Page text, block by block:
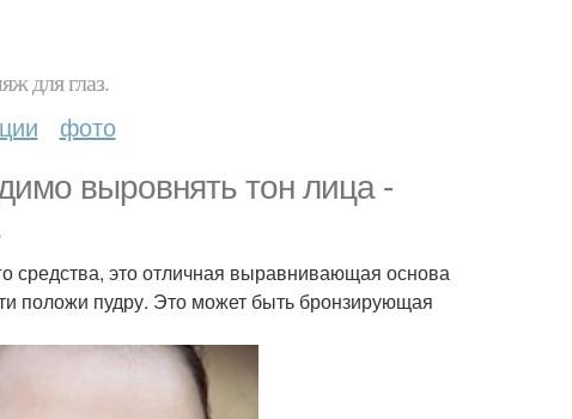
для глаз.
фото
выровнять тон лица -
средства, это отличная выравнивающая основа
положи пудру. Это может быть бронзирующая